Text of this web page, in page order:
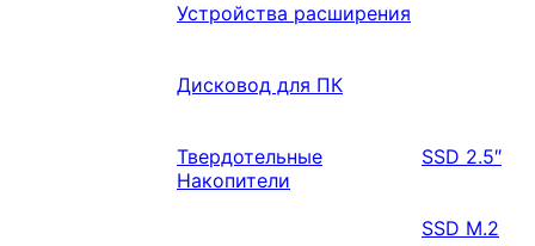
Устройства расширения
Дисковод для ПК
Твердотельные
Накопители
SSD 2.5″
SSD M.2